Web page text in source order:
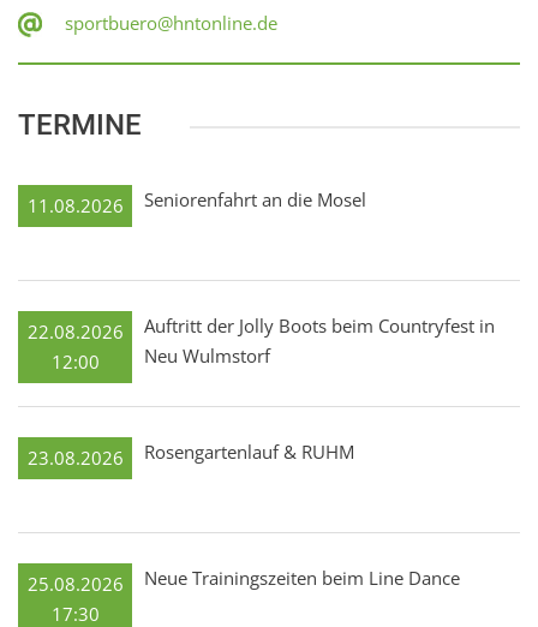
sportbuero@hntonline.de
TERMINE
11.08.2026 Seniorenfahrt an die Mosel
22.08.2026
12:00
Auftritt der Jolly Boots beim Countryfest in
Neu Wulmstorf
23.08.2026 Rosengartenlauf & RUHM
25.08.2026
17:30
Neue Trainingszeiten beim Line Dance